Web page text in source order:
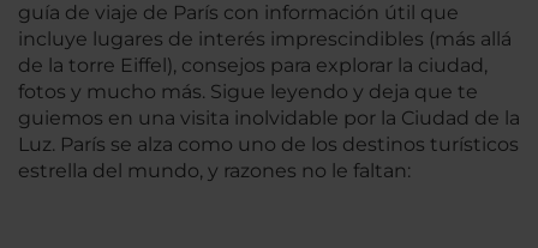
guía de viaje de París con información útil que
incluye lugares de interés imprescindibles (más allá
de la torre Eiffel), consejos para explorar la ciudad,
fotos y mucho más. Sigue leyendo y deja que te
guiemos en una visita inolvidable por la Ciudad de la
Luz. París se alza como uno de los destinos turísticos
estrella del mundo, y razones no le faltan: